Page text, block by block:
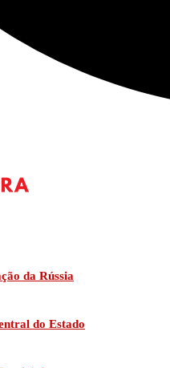
da Rússia
do Estado